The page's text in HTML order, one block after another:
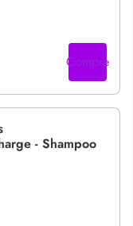
Compre
- Shampoo